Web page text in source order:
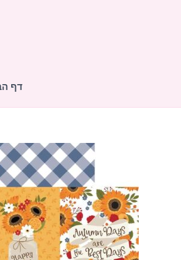
דף
3X4
-
JOURNALING
CARDS